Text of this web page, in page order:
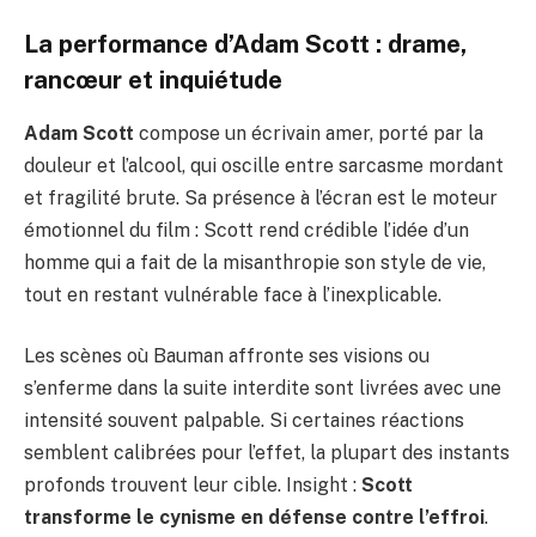
La performance d’Adam Scott : drame,
rancœur et inquiétude
Adam Scott compose un écrivain amer, porté par la
douleur et l’alcool, qui oscille entre sarcasme mordant
et fragilité brute. Sa présence à l’écran est le moteur
émotionnel du film : Scott rend crédible l’idée d’un
homme qui a fait de la misanthropie son style de vie,
tout en restant vulnérable face à l’inexplicable.
Les scènes où Bauman affronte ses visions ou
s’enferme dans la suite interdite sont livrées avec une
intensité souvent palpable. Si certaines réactions
semblent calibrées pour l’effet, la plupart des instants
profonds trouvent leur cible. Insight : Scott
transforme le cynisme en défense contre l’effroi.